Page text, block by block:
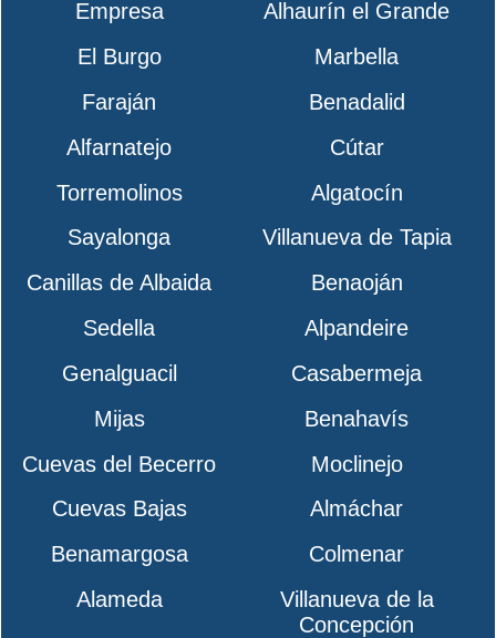
Empresa
Alhaurín el Grande
El Burgo
Marbella
Faraján
Benadalid
Alfarnatejo
Cútar
Torremolinos
Algatocín
Sayalonga
Villanueva de Tapia
Canillas de Albaida
Benaoján
Sedella
Alpandeire
Genalguacil
Casabermeja
Mijas
Benahavís
Cuevas del Becerro
Moclinejo
Cuevas Bajas
Almáchar
Benamargosa
Colmenar
Alameda
Villanueva de la
Concepción